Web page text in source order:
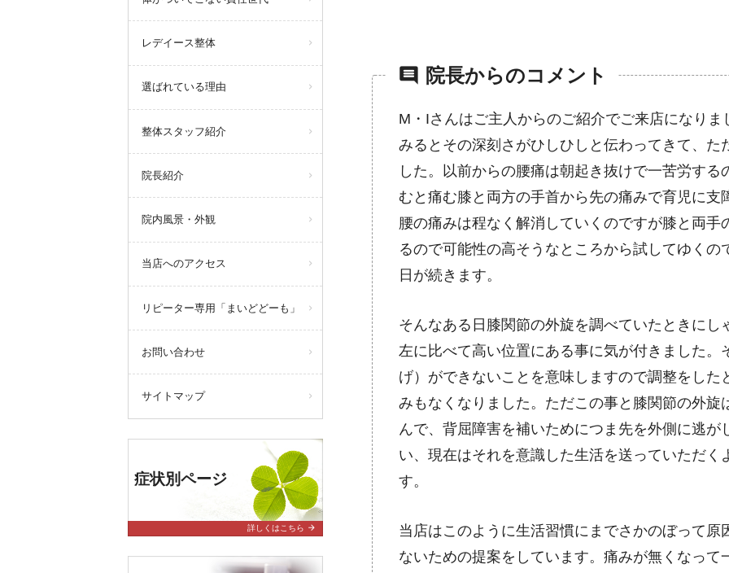
comment 院長からのコメント
M・Iさんはご主人からのご紹介でご来店になり
みるとその深刻さがひしひしと伝わってきて、た
した。以前からの腰痛は朝起き抜けで一苦労す
むと痛む膝と両方の手首から先の痛みで育児に支
腰の痛みは程なく解消していくのですが膝と両手
るので可能性の高そうなところから試してゆく
日が続きます。
そんなある日膝関節の外旋を調べていたときにし
左に比べて高い位置にある事に気が付きました。
げ）ができないことを意味しますので調整をした
みもなくなりました。ただこの事と膝関節の外旋
んで、背屈障害を補いためにつま先を外側に逃が
い、現在はそれを意識した生活を送っていただく
す。
当店はこのように生活習慣にまでさかのぼって原
ないための提案をしています。痛みが無くなって
レデイース整体
選ばれている理由
整体スタッフ紹介
院長紹介
院内風景・外観
当店へのアクセス
リピーター専用「まいどどーも」
お問い合わせ
サイトマップ
症状別ページ
詳しくはこちら arrow_forward